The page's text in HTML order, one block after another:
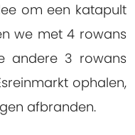
om een katapult
we met 4 rowans
andere 3 rowans
ophalen,
afbranden.